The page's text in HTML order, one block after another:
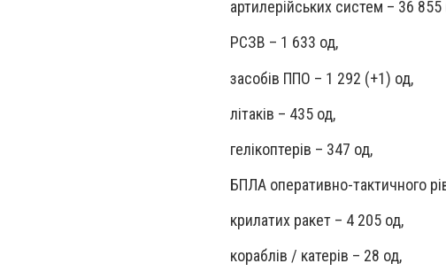
артилерійських систем – 36
РСЗВ – 1 633 од,
засобів ППО – 1 292 (+1) од,
літаків – 435 од,
гелікоптерів – 347 од,
БПЛА оперативно-тактичного
крилатих ракет – 4 205 од,
кораблів / катерів – 28 од,